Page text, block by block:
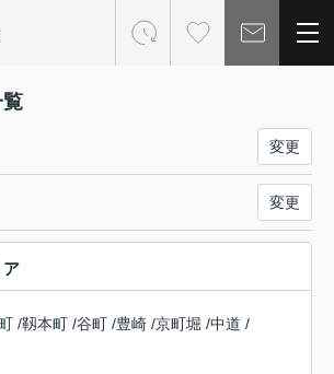
変更
変更
ア
/靱本町 /谷町 /豊崎 /京町堀 /中道 /